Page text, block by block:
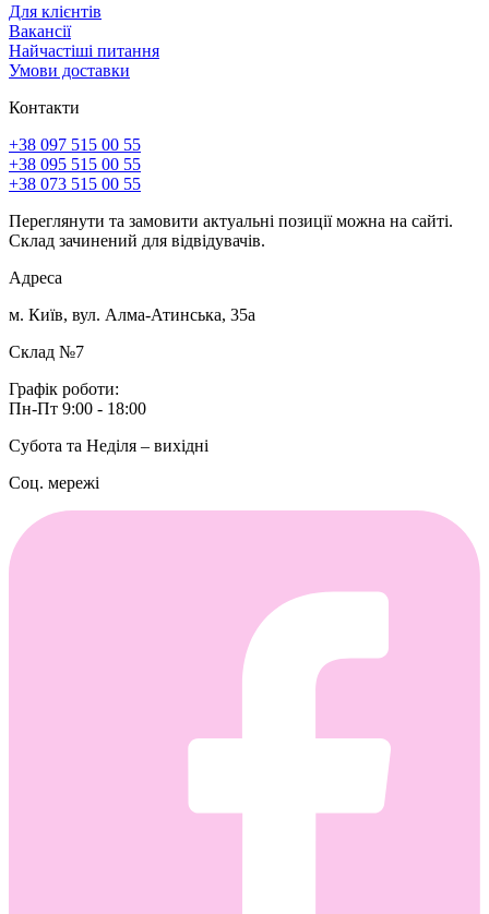
Для клієнтів
Вакансії
Найчастіші питання
Умови доставки
Контакти
+38 097 515 00 55
+38 095 515 00 55
+38 073 515 00 55
Переглянути та замовити актуальні позиції можна на сайті.
Склад зачинений для відвідувачів.
Адреса
м. Київ, вул. Алма-Атинська, 35а
Склад №7
Графік роботи:
Пн-Пт 9:00 - 18:00
Субота та Неділя – вихідні
Соц. мережі